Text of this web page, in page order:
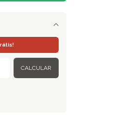
Alterar CEP
CALCULAR